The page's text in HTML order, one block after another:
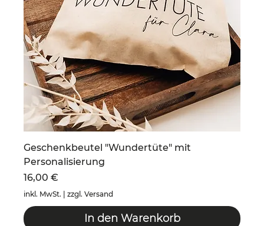
Geschenkbeutel "Wundertüte" mit
Personalisierung
Preis
16,00 €
inkl. MwSt. zzgl. Versand
In den Warenkorb